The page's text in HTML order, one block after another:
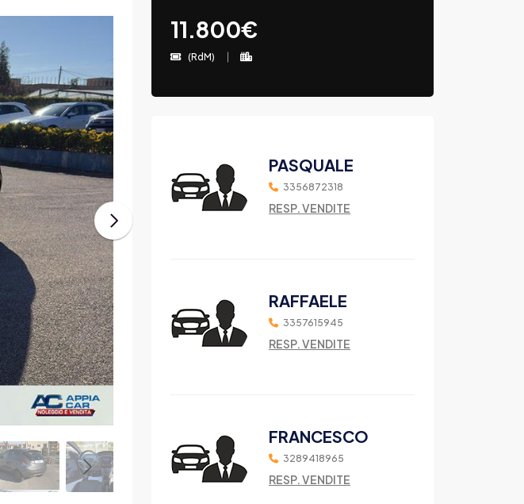
11.800€
(RdM)
PASQUALE
3356872318
RESP. VENDITE
RAFFAELE
3357615945
RESP. VENDITE
FRANCESCO
3289418965
RESP. VENDITE